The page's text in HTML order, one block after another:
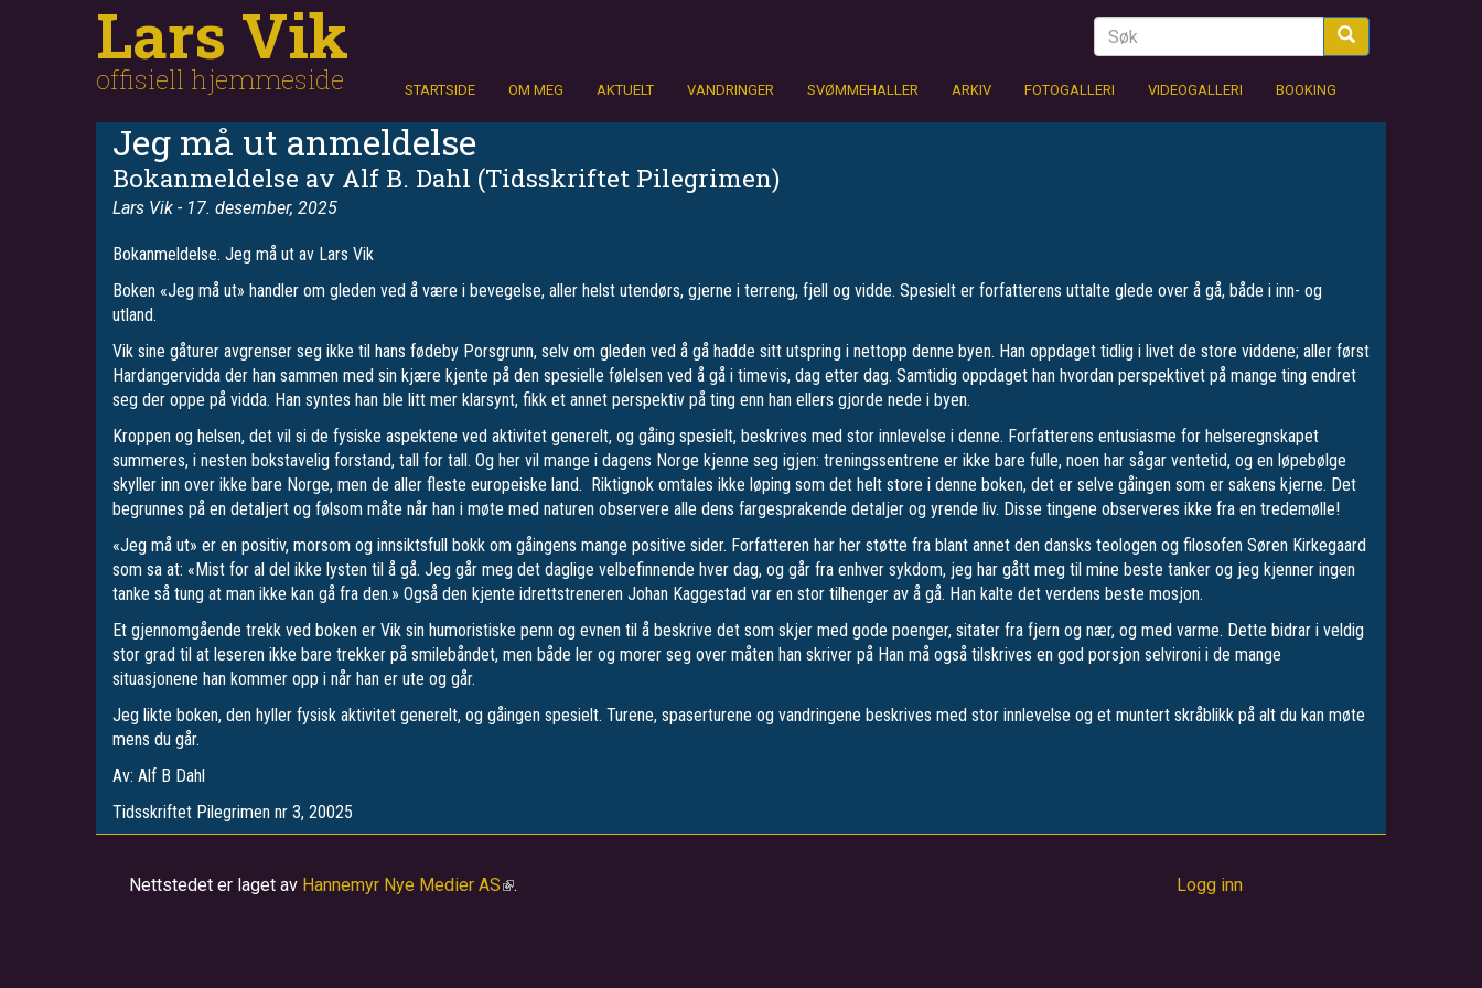
hovedinnholdLars Vik
offisiell hjemmeside STARTSIDE OM MEG AKTUELT VANDRINGER SVØMMEHALLER ARKIV FOTOGALLERI VIDEOGALLERI BOOKING
Jeg må ut anmeldelse
Bokanmeldelse av Alf B. Dahl (Tidsskriftet Pilegrimen)
Lars Vik - 17. desember, 2025
Bokanmeldelse. Jeg må ut av Lars Vik
Boken «Jeg må ut» handler om gleden ved å være i bevegelse, aller helst utendørs, gjerne i terreng, fjell og vidde. Spesielt er forfatterens uttalte glede over å gå, både i inn- og
utland.
Vik sine gåturer avgrenser seg ikke til hans fødeby Porsgrunn, selv om gleden ved å gå hadde sitt utspring i nettopp denne byen. Han oppdaget tidlig i livet de store viddene; aller først
Hardangervidda der han sammen med sin kjære kjente på den spesielle følelsen ved å gå i timevis, dag etter dag. Samtidig oppdaget han hvordan perspektivet på mange ting endret
seg der oppe på vidda. Han syntes han ble litt mer klarsynt, fikk et annet perspektiv på ting enn han ellers gjorde nede i byen.
Kroppen og helsen, det vil si de fysiske aspektene ved aktivitet generelt, og gåing spesielt, beskrives med stor innlevelse i denne. Forfatterens entusiasme for helseregnskapet
summeres, i nesten bokstavelig forstand, tall for tall. Og her vil mange i dagens Norge kjenne seg igjen: treningssentrene er ikke bare fulle, noen har sågar ventetid, og en løpebølge
skyller inn over ikke bare Norge, men de aller fleste europeiske land. Riktignok omtales ikke løping som det helt store i denne boken, det er selve gåingen som er sakens kjerne. Det
begrunnes på en detaljert og følsom måte når han i møte med naturen observere alle dens fargesprakende detaljer og yrende liv. Disse tingene observeres ikke fra en tredemølle!
«Jeg må ut» er en positiv, morsom og innsiktsfull bokk om gåingens mange positive sider. Forfatteren har her støtte fra blant annet den dansks teologen og filosofen Søren Kirkegaard
som sa at: «Mist for al del ikke lysten til å gå. Jeg går meg det daglige velbefinnende hver dag, og går fra enhver sykdom, jeg har gått meg til mine beste tanker og jeg kjenner ingen
tanke så tung at man ikke kan gå fra den.» Også den kjente idrettstreneren Johan Kaggestad var en stor tilhenger av å gå. Han kalte det verdens beste mosjon.
Et gjennomgående trekk ved boken er Vik sin humoristiske penn og evnen til å beskrive det som skjer med gode poenger, sitater fra fjern og nær, og med varme. Dette bidrar i veldig
stor grad til at leseren ikke bare trekker på smilebåndet, men både ler og morer seg over måten han skriver på Han må også tilskrives en god porsjon selvironi i de mange
situasjonene han kommer opp i når han er ute og går.
Jeg likte boken, den hyller fysisk aktivitet generelt, og gåingen spesielt. Turene, spaserturene og vandringene beskrives med stor innlevelse og et muntert skråblikk på alt du kan møte
mens du går.
Av: Alf B Dahl
Tidsskriftet Pilegrimen nr 3, 20025
Nettstedet er laget av Hannemyr Nye Medier AS(link
. Logg inn